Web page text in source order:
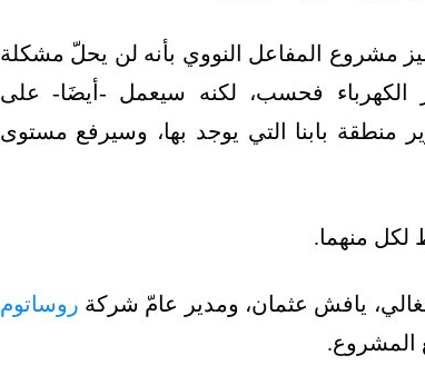
مشروع المفاعل النووي بأنه لن يحلّ مشكلة
الكهرباء فحسب، لكنه سيعمل -أيضَا- على
منطقة بابنا التي يوجد بها، وسيرفع مستوى
يافش عثمان، ومدير عامّ شركة روساتوم
المشروع.